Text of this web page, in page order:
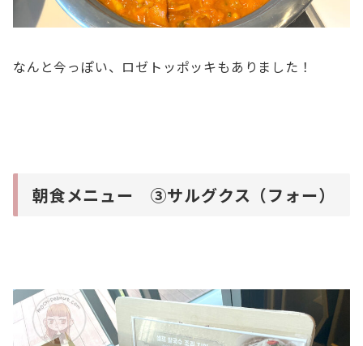
なんと今っぽい、ロゼトッポッキもありました！
朝食メニュー ③サルグクス（フォー）